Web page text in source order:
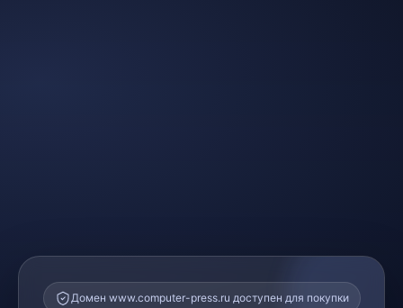
Домен www.computer-press.ru доступен для покупки